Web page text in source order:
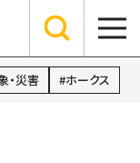
・災害 ホークス